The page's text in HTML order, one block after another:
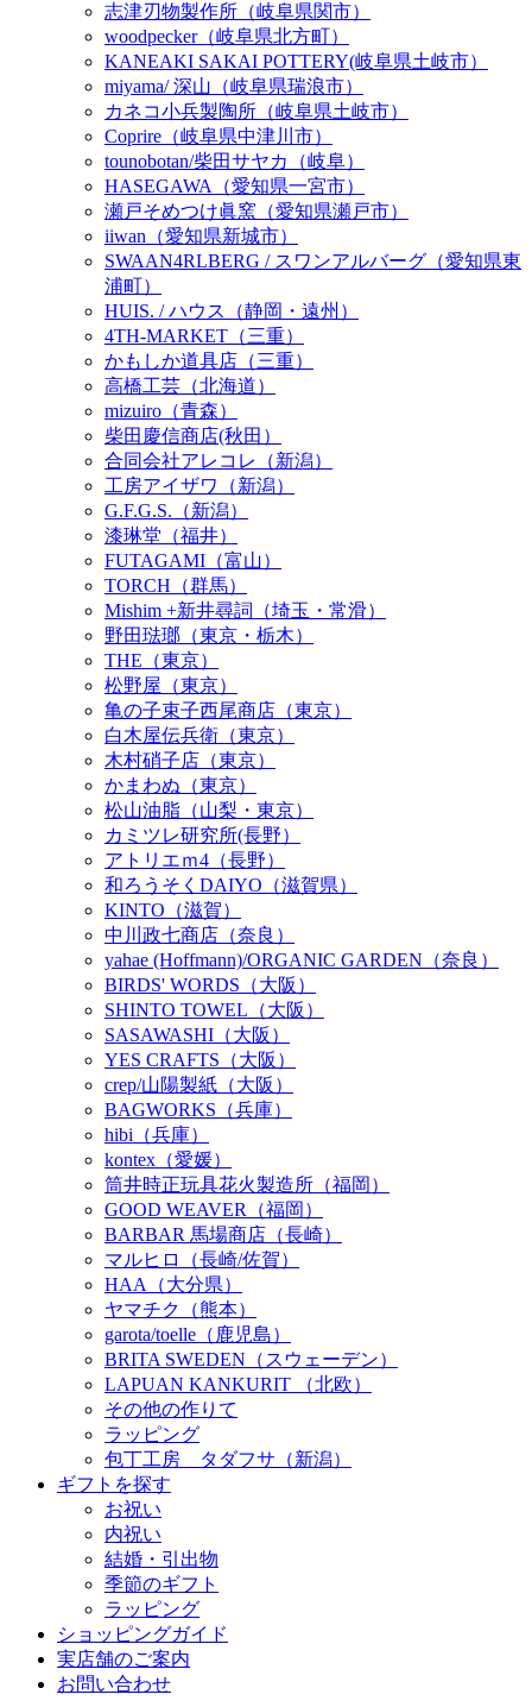
志津刃物製作所（岐阜県関市）
woodpecker（岐阜県北方町）
KANEAKI SAKAI POTTERY(岐阜県土岐市）
miyama/ 深山（岐阜県瑞浪市）
カネコ小兵製陶所（岐阜県土岐市）
Coprire（岐阜県中津川市）
tounobotan/柴田サヤカ（岐阜）
HASEGAWA（愛知県一宮市）
瀬戸そめつけ眞窯（愛知県瀬戸市）
iiwan（愛知県新城市）
SWAAN4RLBERG / スワンアルバーグ（愛知県東
浦町）
HUIS. / ハウス（静岡・遠州）
4TH-MARKET（三重）
かもしか道具店（三重）
高橋工芸（北海道）
mizuiro（青森）
柴田慶信商店(秋田）
合同会社アレコレ（新潟）
工房アイザワ（新潟）
G.F.G.S.（新潟）
漆琳堂（福井）
FUTAGAMI（富山）
TORCH（群馬）
Mishim +新井尋詞（埼玉・常滑）
野田琺瑯（東京・栃木）
THE（東京）
松野屋（東京）
亀の子束子西尾商店（東京）
白木屋伝兵衛（東京）
木村硝子店（東京）
かまわぬ（東京）
松山油脂（山梨・東京）
カミツレ研究所(長野）
アトリエｍ4（長野）
和ろうそくDAIYO（滋賀県）
KINTO（滋賀）
中川政七商店（奈良）
yahae (Hoffmann)/ORGANIC GARDEN（奈良）
BIRDS' WORDS（大阪）
SHINTO TOWEL（大阪）
SASAWASHI（大阪）
YES CRAFTS（大阪）
crep/山陽製紙（大阪）
BAGWORKS（兵庫）
hibi（兵庫）
kontex（愛媛）
筒井時正玩具花火製造所（福岡）
GOOD WEAVER（福岡）
BARBAR 馬場商店（長崎）
マルヒロ（長崎/佐賀）
HAA（大分県）
ヤマチク（熊本）
garota/toelle（鹿児島）
BRITA SWEDEN（スウェーデン）
LAPUAN KANKURIT （北欧）
その他の作りて
ラッピング
包丁工房 タダフサ（新潟）
ギフトを探す
お祝い
内祝い
結婚・引出物
季節のギフト
ラッピング
ショッピングガイド
実店舗のご案内
お問い合わせ